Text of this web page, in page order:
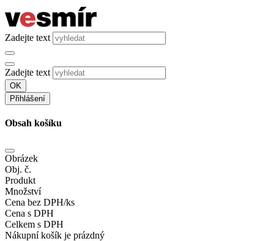
Zadejte text
Zadejte text
OK
Přihlášení
Obsah košíku
Obrázek
Obj. č.
Produkt
Množství
Cena bez DPH/ks
Cena s DPH
Celkem s DPH
Nákupní košík je prázdný